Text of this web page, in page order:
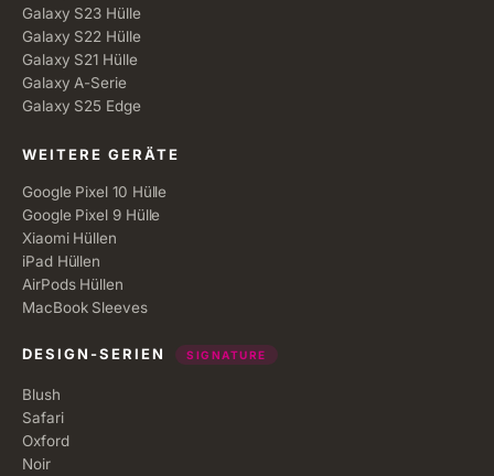
Galaxy S23 Hülle
Galaxy S22 Hülle
Galaxy S21 Hülle
Galaxy A-Serie
Galaxy S25 Edge
WEITERE GERÄTE
Google Pixel 10 Hülle
Google Pixel 9 Hülle
Xiaomi Hüllen
iPad Hüllen
AirPods Hüllen
MacBook Sleeves
DESIGN-SERIEN SIGNATURE
Blush
Safari
Oxford
Noir